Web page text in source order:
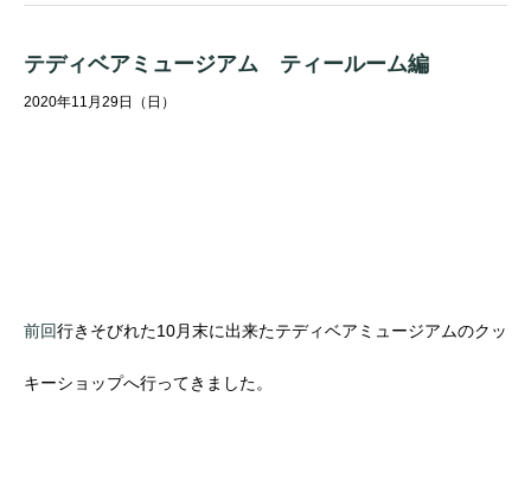
テディベアミュージアム ティールーム編
2020年11月29日（日）
前回行きそびれた10月末に出来たテディベアミュージアムのクッ
キーショップへ行ってきました。